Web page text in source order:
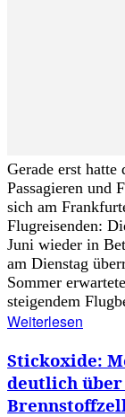
Gerade erst
Passagieren und
sich am
Flugreisenden:
Juni wieder in
am Dienstag
Sommer
steigendem
Weiterlesen
Stickoxide:
deutlich über